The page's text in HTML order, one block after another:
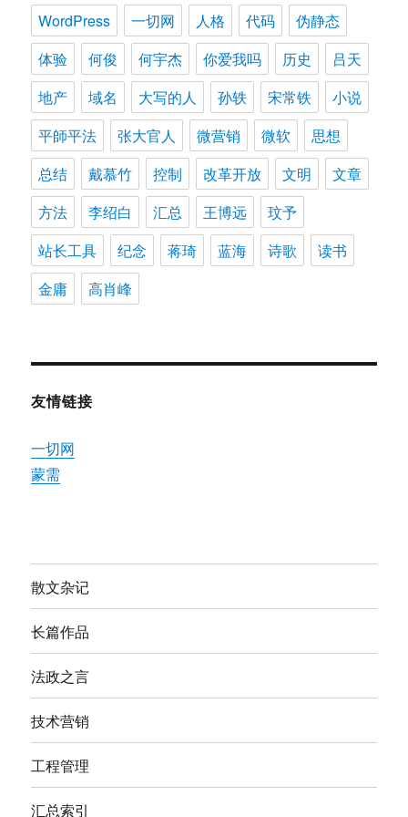
WordPress 一切网 人格 代码
伪静态
体验
何俊 何宇杰 你爱我吗 历史
吕天
地产
域名 大写的人 孙轶 宋常铁
小说
平師平法
张大官人 微营销 微软
思想
总结
戴慕竹 控制 改革开放 文明
文章
方法
李绍白 汇总 王博远
玟予
站长工具
纪念 蒋琦 蓝海 诗歌
读书
金庸
高肖峰
友情链接
一切网
蒙需
散文杂记
长篇作品
法政之言
技术营销
工程管理
汇总索引